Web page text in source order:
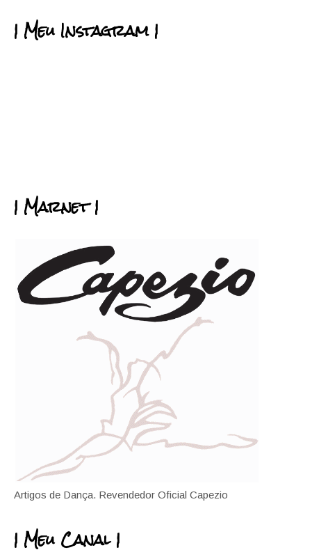
| Meu Instagram |
| Marnet |
Artigos de Dança. Revendedor Oficial Capezio
| Meu Canal |